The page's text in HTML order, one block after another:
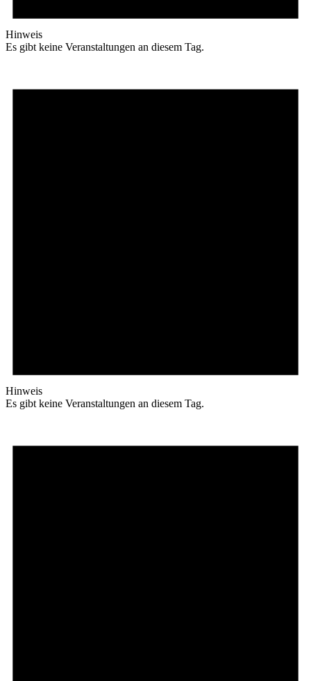
Hinweis
Es gibt keine Veranstaltungen an diesem Tag.
Hinweis
Es gibt keine Veranstaltungen an diesem Tag.